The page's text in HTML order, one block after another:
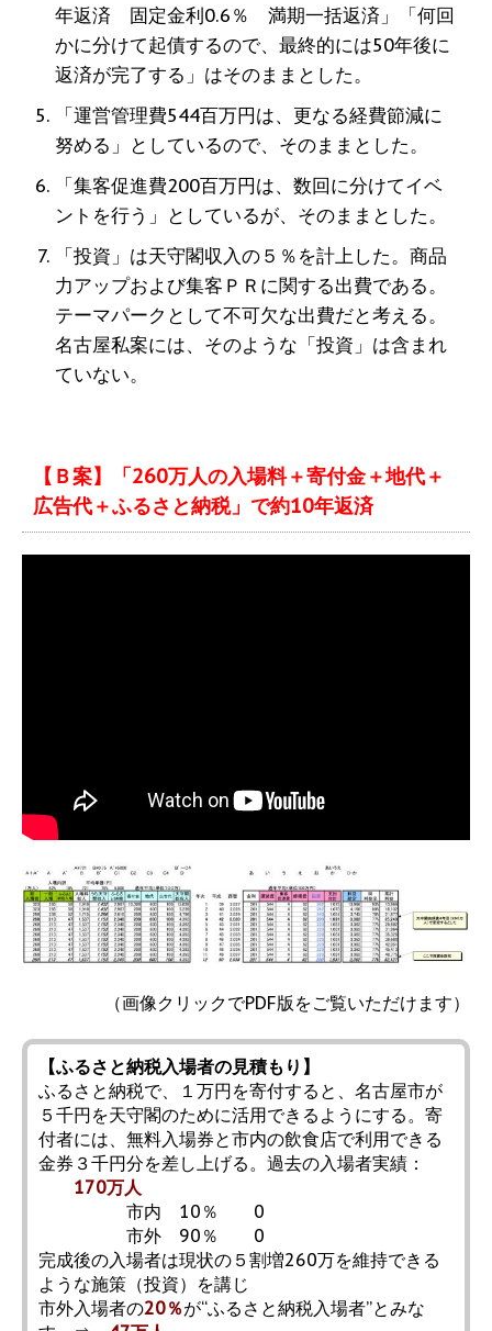
年返済 固定金利0.6％ 満期一括返済」「何回
かに分けて起債するので、最終的には50年後に
返済が完了する」はそのままとした。
「運営管理費544百万円は、更なる経費節減に
努める」としているので、そのままとした。
「集客促進費200百万円は、数回に分けてイベ
ントを行う」としているが、そのままとした。
「投資」は天守閣収入の５％を計上した。商品
力アップおよび集客ＰＲに関する出費である。
テーマパークとして不可欠な出費だと考える。
名古屋私案には、そのような「投資」は含まれ
ていない。
【Ｂ案】「260万人の入場料＋寄付金＋地代＋
広告代＋ふるさと納税」で約10年返済
（画像クリックでPDF版をご覧いただけます）
【ふるさと納税入場者の見積もり】
ふるさと納税で、１万円を寄付すると、名古屋市が
５千円を天守閣のために活用できるようにする。寄
付者には、無料入場券と市内の飲食店で利用できる
金券３千円分を差し上げる。過去の入場者実績：
170万人
市内 10％
0
市外 90％
0
完成後の入場者は現状の５割増260万を維持できる
ような施策（投資）を講じ
市外入場者の20％が“ふるさと納税入場者”とみな